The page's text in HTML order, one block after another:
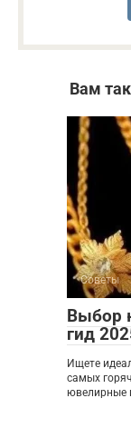
Вам
Советы
Выбор
гид
Ищете
самых
ювелирные